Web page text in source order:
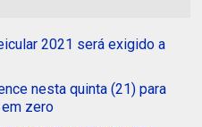
2021 será exigido a
nesta quinta (21) para
zero